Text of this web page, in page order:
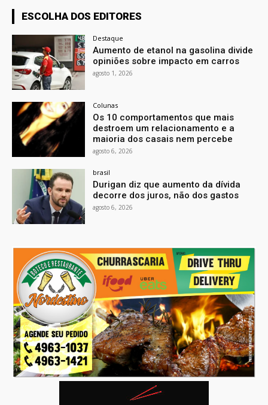
ESCOLHA DOS EDITORES
Destaque
Aumento de etanol na gasolina divide
opiniões sobre impacto em carros
agosto 1, 2026
Colunas
Os 10 comportamentos que mais
destroem um relacionamento e a
maioria dos casais nem percebe
agosto 6, 2026
brasil
Durigan diz que aumento da dívida
decorre dos juros, não dos gastos
agosto 6, 2026